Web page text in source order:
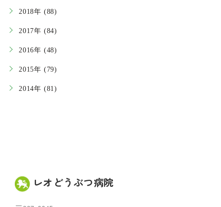
2018年 (88)
2017年 (84)
2016年 (48)
2015年 (79)
2014年 (81)
レオどうぶつ病院